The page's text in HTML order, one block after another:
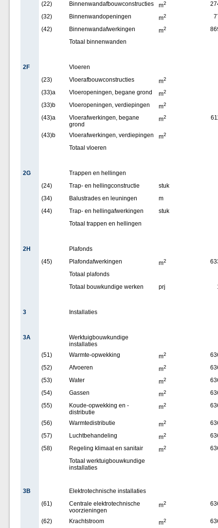
(22)
Binnenwandafbouwconstructies m2
(32)
Binnenwandopeningen m2
(42)
Binnenwandafwerkingen m2
Totaal binnenwanden
2F
Vloeren
(23)
Vloerafbouwconstructies m2
(33)a Vloeropeningen, begane grond m2
(33)b Vloeropeningen, verdiepingen m2
(43)a
Vloerafwerkingen, begane
grond
m2
(43)b Vloerafwerkingen, verdiepingen m2
Totaal vloeren
2G
Trappen en hellingen
(24)
Trap- en hellingconstructie
stuk
(34)
Balustrades en leuningen
m
(44)
Trap- en hellingafwerkingen
stuk
Totaal trappen en hellingen
2H
Plafonds
(45)
Plafondafwerkingen m2
Totaal plafonds
Totaal bouwkundige werken
prj
3 Installaties
3A
Werktuigbouwkundige
installaties
(51)
Warmte-opwekking m2
(52)
Afvoeren m2
(53)
Water m2
(54)
Gassen m2
(55)
Koude-opwekking en -
distributie
m2
(56) Warmtedistributie m2
(57)
Luchtbehandeling m2
(58)
Regeling klimaat en sanitair m2
Totaal werktuigbouwkundige
installaties
3B
Elektrotechnische installaties
(61)
Centrale elektrotechnische
voorzieningen
m2
(62) Krachtstroom m2